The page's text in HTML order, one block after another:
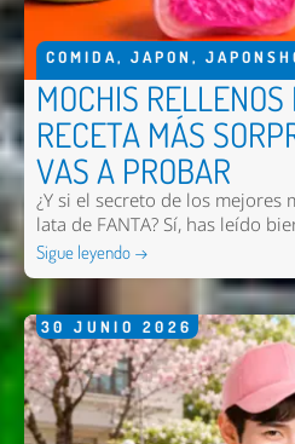
COMIDA, JAPON ,
MOCHIS
RECETA MÁS
VAS A PROBAR
¿Y si el secreto de los mejores
lata de FANTA? Sí, has leído
Sigue leyendo →
30 JUNIO 2026